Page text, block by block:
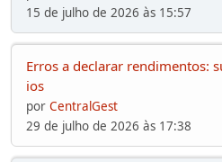
15 de julho de 2026 às 15:57
Erros a declarar rendimentos:
ios
por CentralGest
29 de julho de 2026 às 17:38